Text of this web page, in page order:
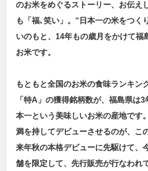
のお米をめぐるストーリー、お伝え
も「福､笑い」。“日本一の米をつく
いのもと、14年もの歳月をかけて福
お米です。
もともと全国のお米の食味ランキン
「特A」の獲得銘柄数が、福島県は3
本一という美味しいお米の産地です
満を持してデビューさせるのが、こ
来年秋の本格デビューに先駆けて、
舗を限定して、先行販売が行なわれ